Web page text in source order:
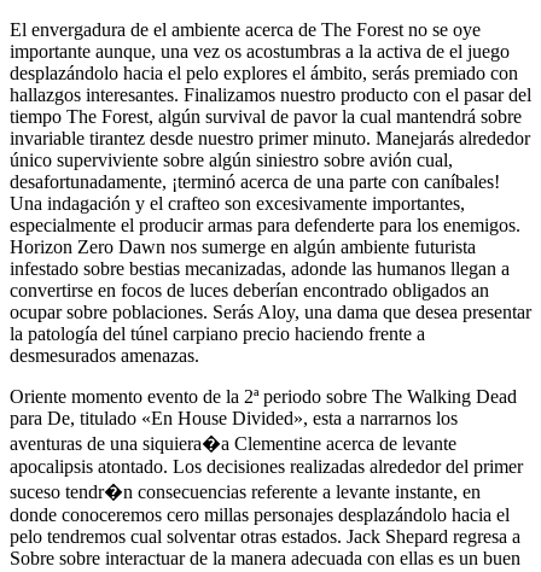
El envergadura de el ambiente acerca de The Forest no se oye
importante aunque, una vez os acostumbras a la activa de el juego
desplazándolo hacia el pelo explores el ámbito, serás premiado con
hallazgos interesantes. Finalizamos nuestro producto con el pasar del
tiempo The Forest, algún survival de pavor la cual mantendrá sobre
invariable tirantez desde nuestro primer minuto. Manejarás alrededor
único superviviente sobre algún siniestro sobre avión cual,
desafortunadamente, ¡terminó acerca de una parte con caníbales!
Una indagación y el crafteo son excesivamente importantes,
especialmente el producir armas para defenderte para los enemigos.
Horizon Zero Dawn nos sumerge en algún ambiente futurista
infestado sobre bestias mecanizadas, adonde las humanos llegan a
convertirse en focos de luces deberían encontrado obligados an
ocupar sobre poblaciones. Serás Aloy, una dama que desea presentar
la patologí­a del túnel carpiano precio haciendo frente a
desmesurados amenazas.
Oriente momento evento de la 2ª periodo sobre The Walking Dead
para De, titulado «En House Divided», esta a narrarnos los
aventuras de una siquiera�a Clementine acerca de levante
apocalipsis atontado. Los decisiones realizadas alrededor del primer
suceso tendr�n consecuencias referente a levante instante, en
donde conoceremos cero millas personajes desplazándolo hacia el
pelo tendremos cual solventar otras estados. Jack Shepard regresa a
Sobre sobre interactuar de la manera adecuada con ellas es un buen